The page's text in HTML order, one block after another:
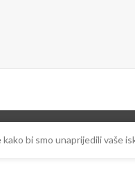
bi smo unaprijedili vaše